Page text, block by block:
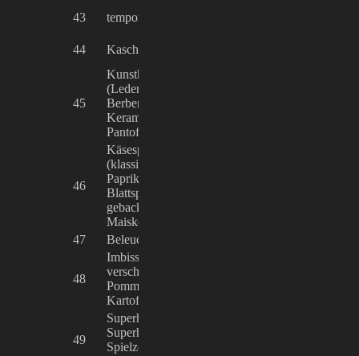
43 temporäre Kunstausstellungen
44
Kaschmir-Produkte, Pappmaché
45
Kunsthandwerk aus Marokko
(Ledertaschen, Lampen,
Berberschmuck, Körbe, Spiegel,
Keramik wie Tagine, Schüsseln,
Pantoffeln, Gürtel), Traumfänger
46
Käsespätzle in vier Sorten
(klassisch, deftig mit Speck und
Paprika, mit Pesto und
Blattspinat, mit Sauerkraut),
gebackener Camembert,
Maiskolben
47 Beleuchtete Weihnachtssterne
48
Imbiss: Suppen, Eintöpfe,
verschiedene Bratwürste,
Pommes, Leberkäse,
Kartoffelsalat
49
Superhelden und
Superheldinnen: Als Geschirr,
Spielzeug und Bücher für alle